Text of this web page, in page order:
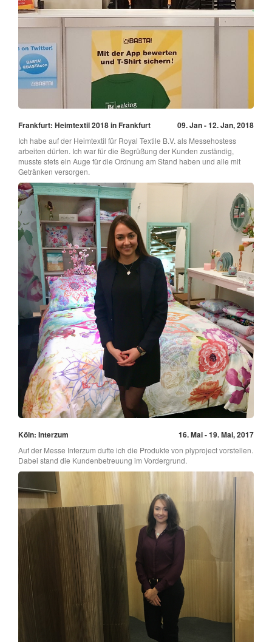
Frankfurt: Heimtextil 2018 in Frankfurt 09. Jan - 12. Jan, 2018
Ich habe auf der Heimtextil für Royal Textile B.V. als Messehostess
arbeiten dürfen. Ich war für die Begrüßung der Kunden zuständig,
musste stets ein Auge für die Ordnung am Stand haben und alle mit
Getränken versorgen.
Köln: Interzum 16. Mai - 19. Mai, 2017
Auf der Messe Interzum dufte ich die Produkte von plyproject vorstellen.
Dabei stand die Kundenbetreuung im Vordergrund.